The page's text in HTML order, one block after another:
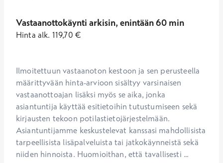
Vastaanottokäynti arkisin, enintään 60 min
Hinta alk. 119,70 €
Ilmoitettuun vastaanoton kestoon ja sen perusteella
määrittyvään hinta-arvioon sisältyy varsinaisen
vastaanottoajan lisäksi myös se aika, jonka
asiantuntija käyttää esitietoihin tutustumiseen sekä
kirjausten tekoon potilastietojärjestelmään.
Asiantuntijamme keskustelevat kanssasi mahdollisista
tarpeellisista lisäpalveluista tai jatkokäynneistä sekä
niiden hinnoista. Huomioithan, että tavallisesti ...